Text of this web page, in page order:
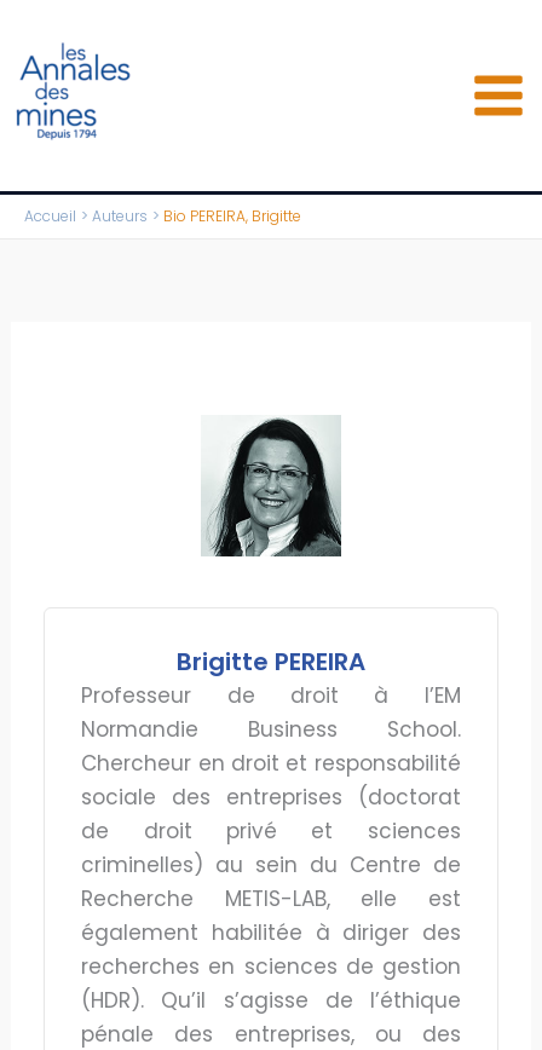
contenu
Accueil Auteurs Bio PEREIRA, Brigitte
Brigitte PEREIRA
Professeur de droit à l’EM
Normandie Business School.
Chercheur en droit et responsabilité
sociale des entreprises (doctorat
de droit privé et sciences
criminelles) au sein du Centre de
Recherche METIS-LAB, elle est
également habilitée à diriger des
recherches en sciences de gestion
(HDR). Qu’il s’agisse de l’éthique
pénale des entreprises, ou des